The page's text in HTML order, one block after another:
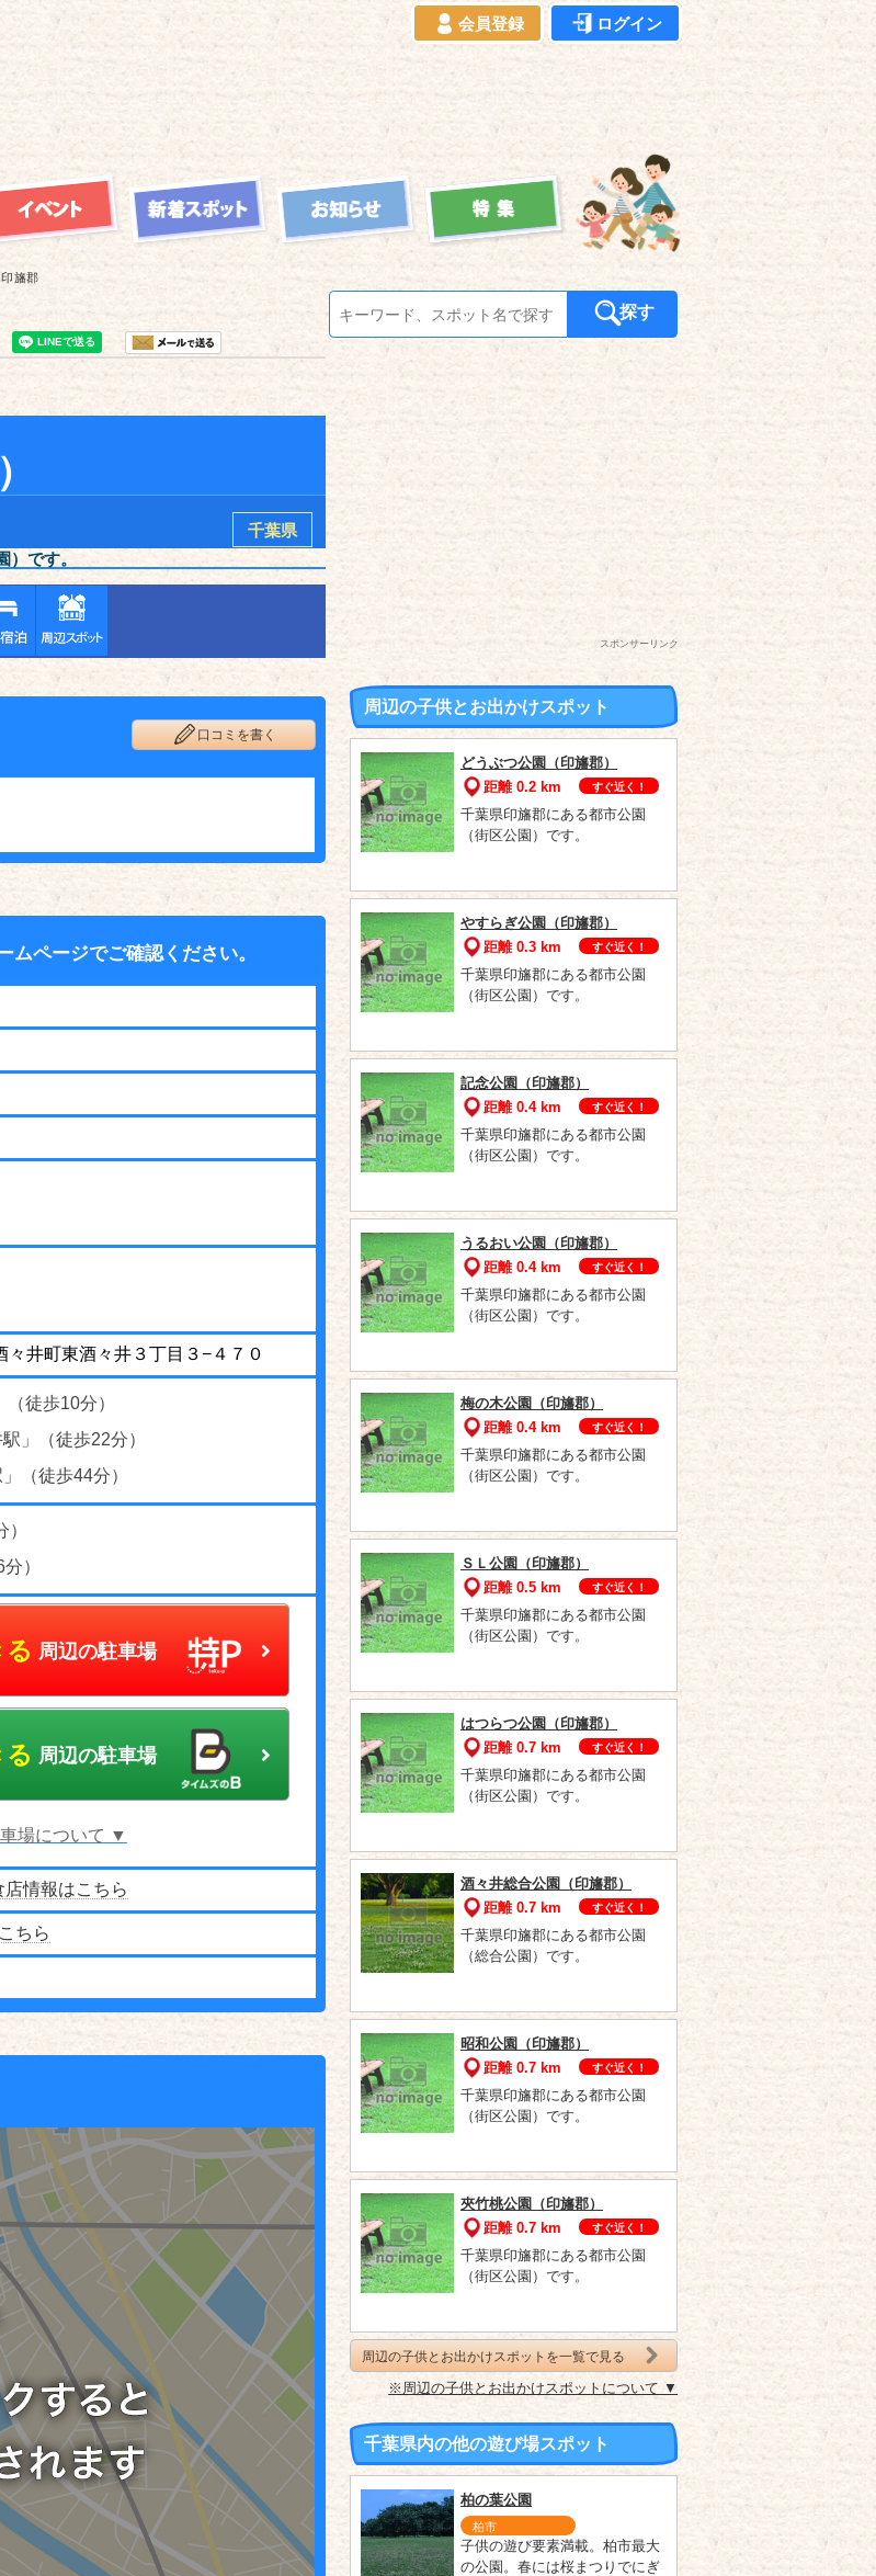
会員登録 ログイン
印旛郡
探す
千葉県
です。
口コミを書く
ページでご確認ください。
井町東酒々井３丁目３−４７０
徒歩10分）
」（徒歩22分）
（徒歩44分）
）
周辺の駐車場
周辺の駐車場
場について ▼
情報はこちら
ちら
スポンサーリンク
周辺の子供とお出かけスポット
どうぶつ公園（印旛郡）
距離 0.2 km
すぐ近く！
千葉県印旛郡にある都市公園
（街区公園）です。
やすらぎ公園（印旛郡）
距離 0.3 km
すぐ近く！
千葉県印旛郡にある都市公園
（街区公園）です。
記念公園（印旛郡）
距離 0.4 km
すぐ近く！
千葉県印旛郡にある都市公園
（街区公園）です。
うるおい公園（印旛郡）
距離 0.4 km
すぐ近く！
千葉県印旛郡にある都市公園
（街区公園）です。
梅の木公園（印旛郡）
距離 0.4 km
すぐ近く！
千葉県印旛郡にある都市公園
（街区公園）です。
ＳＬ公園（印旛郡）
距離 0.5 km
すぐ近く！
千葉県印旛郡にある都市公園
（街区公園）です。
はつらつ公園（印旛郡）
距離 0.7 km
すぐ近く！
千葉県印旛郡にある都市公園
（街区公園）です。
酒々井総合公園（印旛郡）
距離 0.7 km
すぐ近く！
千葉県印旛郡にある都市公園
（総合公園）です。
昭和公園（印旛郡）
距離 0.7 km
すぐ近く！
千葉県印旛郡にある都市公園
（街区公園）です。
夾竹桃公園（印旛郡）
距離 0.7 km
すぐ近く！
千葉県印旛郡にある都市公園
（街区公園）です。
周辺の子供とお出かけスポットを一覧で見る
※周辺の子供とお出かけスポットについて ▼
千葉県内の他の遊び場スポット
柏の葉公園
柏市
子供の遊び要素満載。柏市最大
の公園。春には桜まつりでにぎ